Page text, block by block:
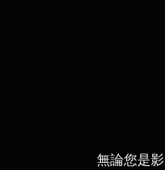
無論您是